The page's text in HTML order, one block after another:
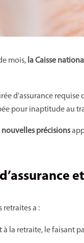
mois, la Caisse
d’assurance
pour inaptitude au
nouvelles précisions
retraites a :
à la retraite, le faisant